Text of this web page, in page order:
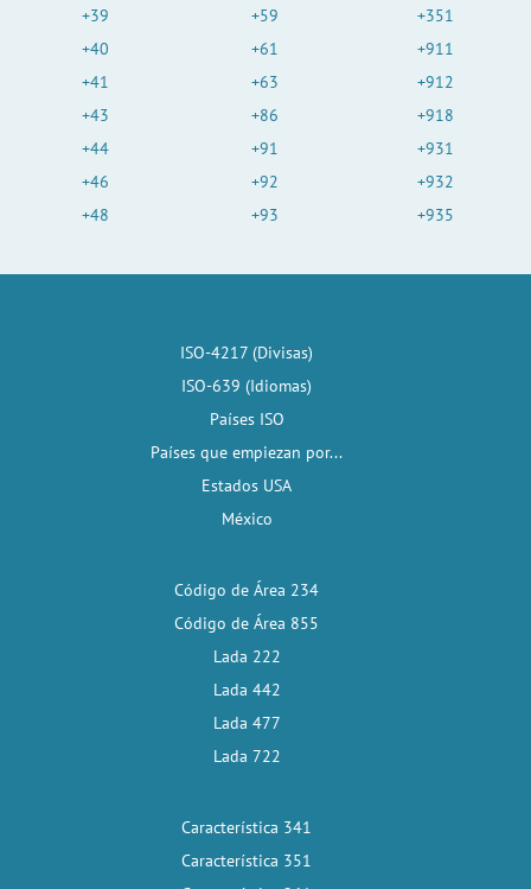
+39
+40
+41
+43
+44
+46
+48
+59
+61
+63
+86
+91
+92
+93
+351
+911
+912
+918
+931
+932
+935
ISO-4217 (Divisas)
ISO-639 (Idiomas)
Países ISO
Países que empiezan por...
Estados USA
México
Código de Área 234
Código de Área 855
Lada 222
Lada 442
Lada 477
Lada 722
Característica 341
Característica 351